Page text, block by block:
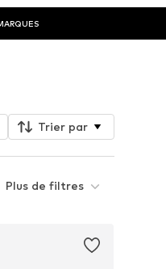
Trier par
Membrane
Plus de filtres